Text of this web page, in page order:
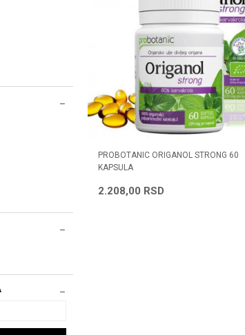
PROBOTANIC ORIGANOL STRONG 60
KAPSULA
2.208,00 RSD